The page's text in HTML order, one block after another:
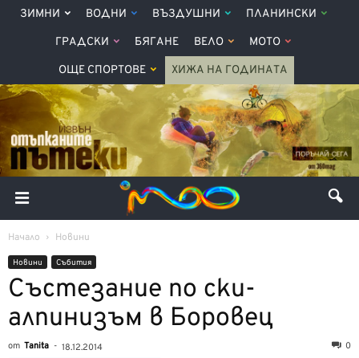
ЗИМНИ ВОДНИ ВЪЗДУШНИ ПЛАНИНСКИ
ГРАДСКИ БЯГАНЕ ВЕЛО МОТО
ОЩЕ СПОРТОВЕ ХИЖА НА ГОДИНАТА
Начало Новини
Новини Събития
Състезание по ски-
алпинизъм в Боровец
от Tanita - 18.12.2014 0